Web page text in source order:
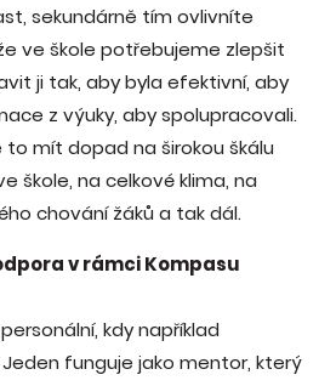
sekundárně tím ovlivníte
ve škole potřebujeme zlepšit
ji tak, aby byla efektivní, aby
z výuky, aby spolupracovali.
mít dopad na širokou škálu
škole, na celkové klima, na
chování žáků a tak dál.
v rámci Kompasu
kdy například
funguje jako mentor, který